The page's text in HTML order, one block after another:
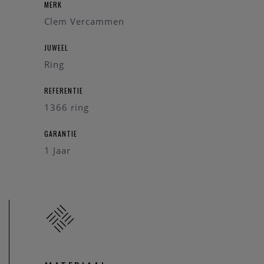
MERK
Clem Vercammen
JUWEEL
Ring
REFERENTIE
1366 ring
GARANTIE
1 Jaar